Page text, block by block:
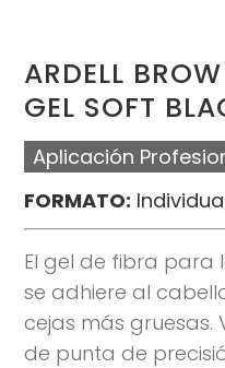
ARDELL
GEL SOFT
Aplicación
FORMATO:
El gel de fibra para
se adhiere al
cejas más gruesas.
de punta de